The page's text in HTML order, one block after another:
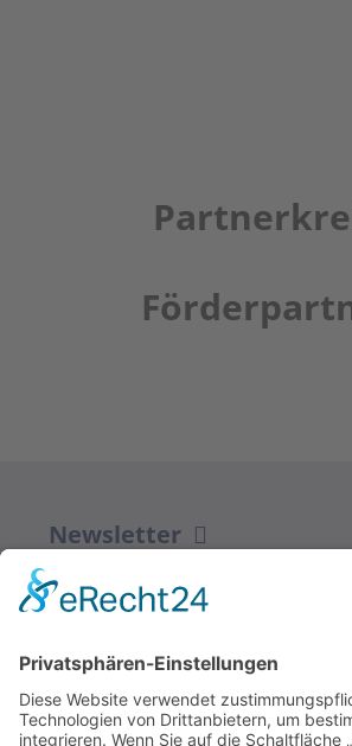
Newsletter
ZUR ANMELDUNG
Redaktion bbkult.net
Centrum Bavaria Bohemia (CeBB)